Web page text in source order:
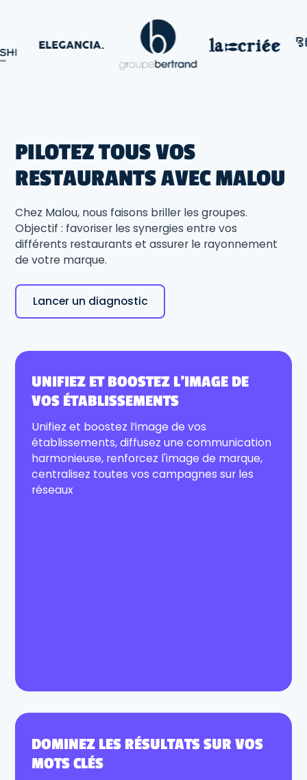
PILOTEZ TOUS VOS
RESTAURANTS AVEC MALOU
Chez Malou, nous faisons briller les groupes.
Objectif : favoriser les synergies entre vos
différents restaurants et assurer le rayonnement
de votre marque.
Lancer un diagnostic
UNIFIEZ ET BOOSTEZ L’IMAGE DE
VOS ÉTABLISSEMENTS
Unifiez et boostez l’image de vos
établissements, diffusez une communication
harmonieuse, renforcez l'image de marque,
centralisez toutes vos campagnes sur les
réseaux‍
DOMINEZ LES RÉSULTATS SUR VOS
MOTS CLÉS